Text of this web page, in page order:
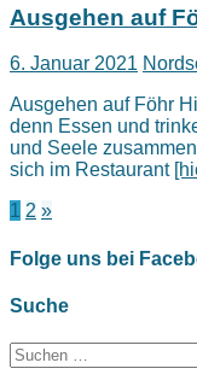
Ausgehen auf
6. Januar 2021
Ausgehen auf Föhr
denn Essen und
und Seele
sich im Restaurant
der
1 2 »
Folge uns bei
Suche
Suchen
nach: